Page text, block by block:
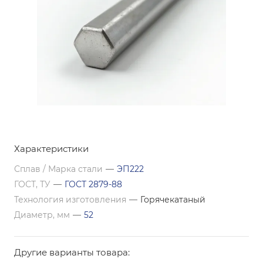
Характеристики
Сплав / Марка стали — ЭП222
ГОСТ, ТУ — ГОСТ 2879-88
Технология изготовления — Горячекатаный
Диаметр, мм — 52
Другие варианты товара: